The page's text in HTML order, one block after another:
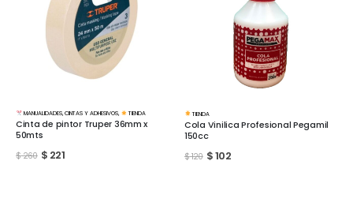
TIENDA
Cola Vinilica Profesional Pegamil
150cc
$120 $102
TIENDA
Cola Vinilica Profesional Pegamil
500cc
$250 $213